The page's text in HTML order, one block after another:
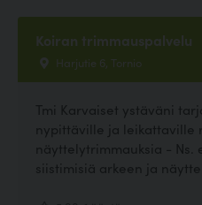
Koiran trimmauspalvelu
Harjutie 6, Tornio
Tmi Karvaiset ystäväni
nypittäville ja
näyttelytrimmauksia -
siistimisiä arkeen ja